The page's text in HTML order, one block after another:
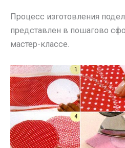
Процесс изготовления
представлен в пошагово
мастер-классе.